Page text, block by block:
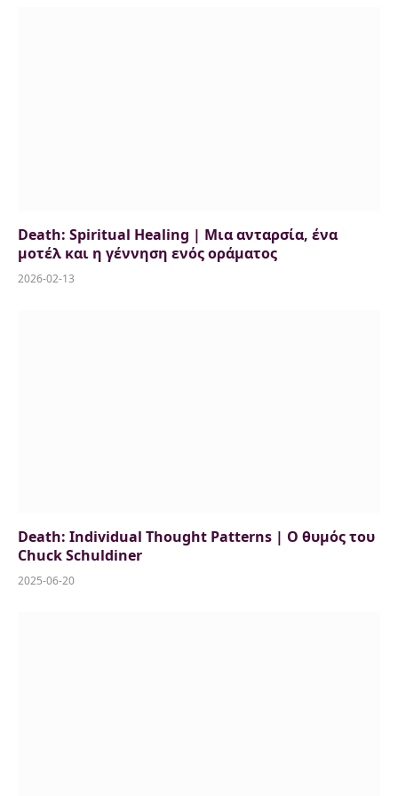
Death: Spiritual Healing | Μια ανταρσία, ένα
μοτέλ και η γέννηση ενός οράματος
2026-02-13
Death: Individual Thought Patterns | Ο θυμός του
Chuck Schuldiner
2025-06-20